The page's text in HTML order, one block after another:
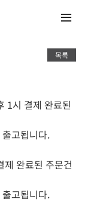
목록
1시 결제 완료된
고됩니다.
완료된 주문건
고됩니다.